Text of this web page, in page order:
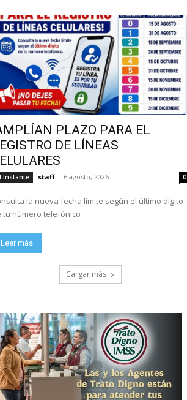
PLAZO PARA EL
DE LÍNEAS
Instante staff - 6 agosto, 2026 0
la nueva fecha límite según el último dígito
tu número telefónico
Leer más
Cargar más